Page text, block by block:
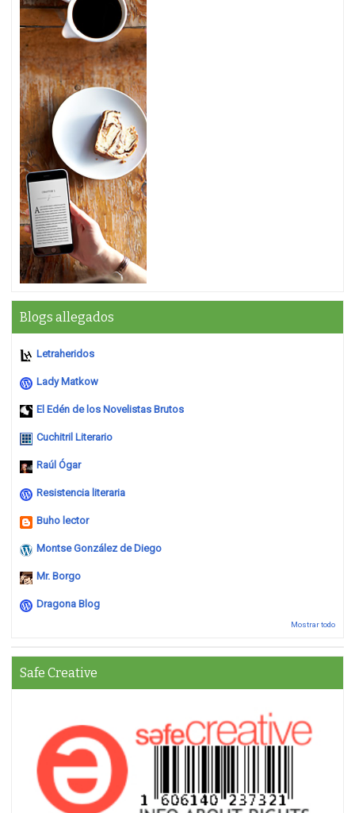
Blogs allegados
Letraheridos
Lady Matkow
El Edén de los Novelistas Brutos
Cuchitril Literario
Raúl Ógar
Resistencia literaria
Buho lector
Montse González de Diego
Mr. Borgo
Dragona Blog
Mostrar todo
Safe Creative